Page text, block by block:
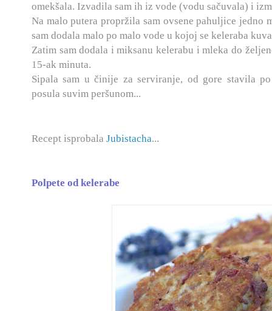
omekšala. Izvadila sam ih iz vode (vodu sačuvala) i
Na malo putera propržila sam ovsene pahuljice jedno
sam dodala malo po malo vode u kojoj se keleraba
Zatim sam dodala i miksanu kelerabu i mleka do
15-ak minuta.
Sipala sam u činije za serviranje, od gore stavila
posula suvim peršunom...
Recept isprobala Jubistacha...
Polpete od kelerabe